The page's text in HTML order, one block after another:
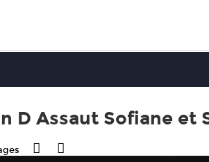
D Assaut Sofiane et